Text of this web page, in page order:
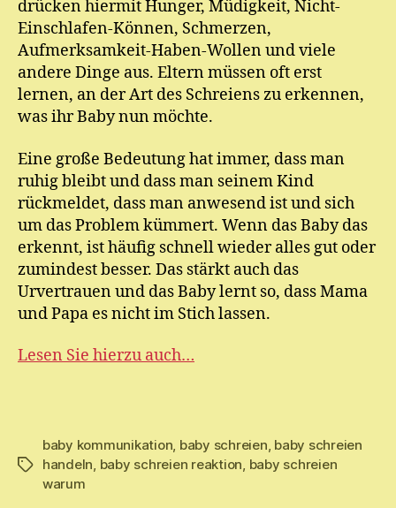
drücken hiermit Hunger, Müdigkeit, Nicht-
Einschlafen-Können, Schmerzen,
Aufmerksamkeit-Haben-Wollen und viele
andere Dinge aus. Eltern müssen oft erst
lernen, an der Art des Schreiens zu erkennen,
was ihr Baby nun möchte.
Eine große Bedeutung hat immer, dass man
ruhig bleibt und dass man seinem Kind
rückmeldet, dass man anwesend ist und sich
um das Problem kümmert. Wenn das Baby das
erkennt, ist häufig schnell wieder alles gut oder
zumindest besser. Das stärkt auch das
Urvertrauen und das Baby lernt so, dass Mama
und Papa es nicht im Stich lassen.
Lesen Sie hierzu auch…
Schlagwörter
baby kommunikation baby schreien baby schreien
handeln baby schreien reaktion baby schreien
warum